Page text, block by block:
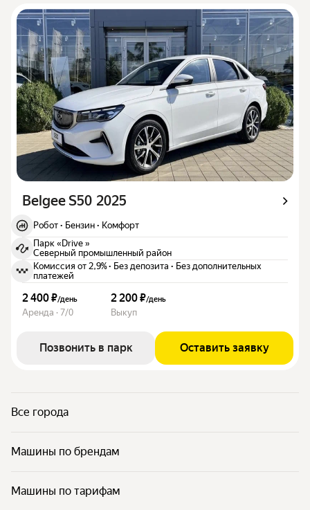
Belgee S50 2025
Робот · Бензин · Комфорт
Парк «Drive »
Северный промышленный район
Комиссия от 2,9%· Без депозита · Без дополнительных
платежей
2 400 ₽/день
Аренда · 7/0
2 200 ₽/день
Выкуп
Позвонить в парк Оставить заявку
Все города
Машины по брендам
Машины по тарифам